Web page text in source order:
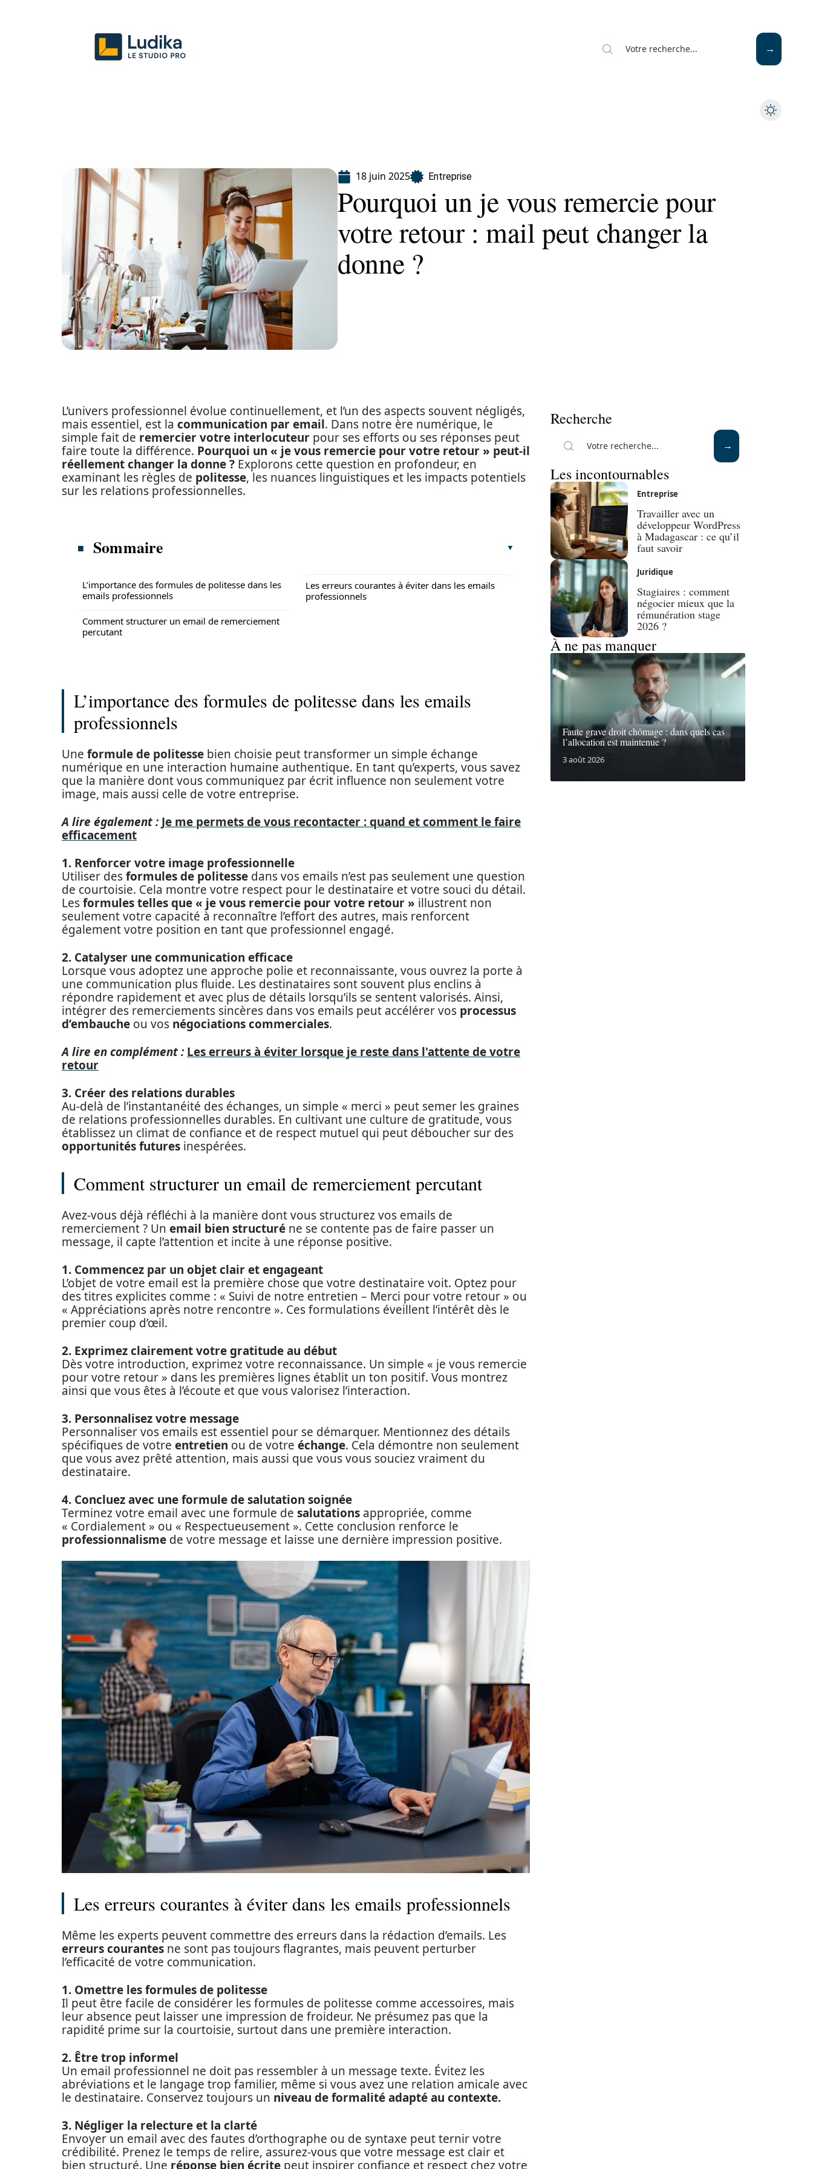
18 juin 2025 Entreprise
Pourquoi un je vous remercie pour
votre retour : mail peut changer la
donne ?
L’univers professionnel évolue continuellement, et l’un des aspects souvent négligés,
mais essentiel, est la communication par email. Dans notre ère numérique, le
simple fait de remercier votre interlocuteur pour ses efforts ou ses réponses peut
faire toute la différence. Pourquoi un « je vous remercie pour votre retour » peut-il
réellement changer la donne ? Explorons cette question en profondeur, en
examinant les règles de politesse, les nuances linguistiques et les impacts potentiels
sur les relations professionnelles.
Sommaire
L’importance des formules de politesse dans les
emails professionnels
Comment structurer un email de remerciement
percutant
Les erreurs courantes à éviter dans les emails
professionnels
L’importance des formules de politesse dans les emails
professionnels
Une formule de politesse bien choisie peut transformer un simple échange
numérique en une interaction humaine authentique. En tant qu’experts, vous savez
que la manière dont vous communiquez par écrit influence non seulement votre
image, mais aussi celle de votre entreprise.
A lire également : Je me permets de vous recontacter : quand et comment le faire
efficacement
1. Renforcer votre image professionnelle
Utiliser desformules de politesse dans vos emails n’est pas seulement une question
de courtoisie. Cela montre votre respect pour le destinataire et votre souci du détail.
Lesformules telles que « je vous remercie pour votre retour » illustrent non
seulement votre capacité à reconnaître l’effort des autres, mais renforcent
également votre position en tant que professionnel engagé.
2. Catalyser une communication efficace
Lorsque vous adoptez une approche polie et reconnaissante, vous ouvrez la porte à
une communication plus fluide. Les destinataires sont souvent plus enclins à
répondre rapidement et avec plus de détails lorsqu’ils se sentent valorisés. Ainsi,
intégrer des remerciements sincères dans vos emails peut accélérer vos processus
d’embauche ou vos négociations commerciales.
A lire en complément : Les erreurs à éviter lorsque je reste dans l'attente de votre
retour
3. Créer des relations durables
Au-delà de l’instantanéité des échanges, un simple « merci » peut semer les graines
de relations professionnelles durables. En cultivant une culture de gratitude, vous
établissez un climat de confiance et de respect mutuel qui peut déboucher sur des
opportunités futures inespérées.
Comment structurer un email de remerciement percutant
Avez-vous déjà réfléchi à la manière dont vous structurez vos emails de
remerciement ? Un email bien structuré ne se contente pas de faire passer un
message, il capte l’attention et incite à une réponse positive.
1. Commencez par un objet clair et engageant
L’objet de votre email est la première chose que votre destinataire voit. Optez pour
des titres explicites comme : « Suivi de notre entretien – Merci pour votre retour » ou
« Appréciations après notre rencontre ». Ces formulations éveillent l’intérêt dès le
premier coup d’œil.
2. Exprimez clairement votre gratitude au début
Dès votre introduction, exprimez votre reconnaissance. Un simple « je vous remercie
pour votre retour » dans les premières lignes établit un ton positif. Vous montrez
ainsi que vous êtes à l’écoute et que vous valorisez l’interaction.
3. Personnalisez votre message
Personnaliser vos emails est essentiel pour se démarquer. Mentionnez des détails
spécifiques de votre entretien ou de votre échange. Cela démontre non seulement
que vous avez prêté attention, mais aussi que vous vous souciez vraiment du
destinataire.
4. Concluez avec une formule de salutation soignée
Terminez votre email avec une formule de salutations appropriée, comme
« Cordialement » ou « Respectueusement ». Cette conclusion renforce le
professionnalisme de votre message et laisse une dernière impression positive.
Les erreurs courantes à éviter dans les emails professionnels
Même les experts peuvent commettre des erreurs dans la rédaction d’emails. Les
erreurs courantes ne sont pas toujours flagrantes, mais peuvent perturber
l’efficacité de votre communication.
1. Omettre les formules de politesse
Il peut être facile de considérer les formules de politesse comme accessoires, mais
leur absence peut laisser une impression de froideur. Ne présumez pas que la
rapidité prime sur la courtoisie, surtout dans une première interaction.
2. Être trop informel
Un email professionnel ne doit pas ressembler à un message texte. Évitez les
abréviations et le langage trop familier, même si vous avez une relation amicale avec
le destinataire. Conservez toujours un niveau de formalité adapté au contexte.
3. Négliger la relecture et la clarté
Envoyer un email avec des fautes d’orthographe ou de syntaxe peut ternir votre
crédibilité. Prenez le temps de relire, assurez-vous que votre message est clair et
bien structuré. Une réponse bien écrite peut inspirer confiance et respect chez votre
Recherche
Les incontournables
Entreprise
Travailler avec un
développeur WordPress
à Madagascar : ce qu’il
faut savoir
Juridique
Stagiaires : comment
négocier mieux que la
rémunération stage
2026 ?
À ne pas manquer
Faute grave droit chômage : dans quels cas
l’allocation est maintenue ?
3 août 2026